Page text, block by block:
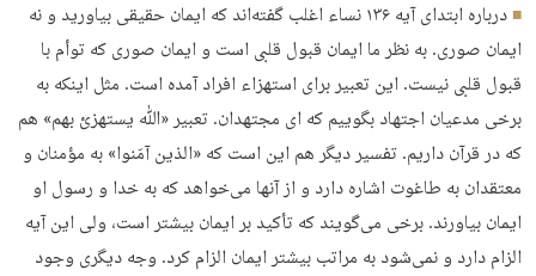
درباره ابتدای آیه ۱۳۶ نساء اغلب گفته‌اند که ایمان حقیقی بیاورید و نه
ایمان صوری. به نظر ما ایمان قبول قلبی است و ایمان صوری که توأم با
قبول قلبی نیست. این تعبیر برای استهزاء افراد آمده است. مثل اینکه به
برخی مدعیان اجتهاد بگوییم که ای مجتهدان. تعبیر «ﷲ یستهزئ بهم» هم
که در قرآن داریم. تفسیر دیگر هم این است که «الذین آمَنوا» به مؤمنان و
معتقدان به طاغوت اشاره دارد‌ و از آنها می‌خواهد که به خدا و رسول او
ایمان بیاورند. برخی می‌گویند که تأکید بر ایمان بیشتر است، ولی این آیه
الزام دارد و نمی‌شود به مراتب بیشتر ایمان الزام کرد. وجه دیگری وجود